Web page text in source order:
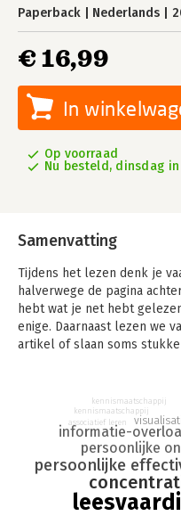
Paperback Nederlands
€ 16,99
In
Op voorraad
Nu besteld, dinsdag
Samenvatting
Tijdens het lezen denk je
halverwege de pagina
hebt wat je net hebt
enige. Daarnaast lezen we
artikel of slaan soms
manier worden we weer
omgaan met de grote
moeten verwerken.
- 93% van de mensen is
- 84% kan de volgende dag
reproduceren
persoonlijke
persoonlijke
informatie-
kennismaatschappij
kennismaatschappij
associatief leren